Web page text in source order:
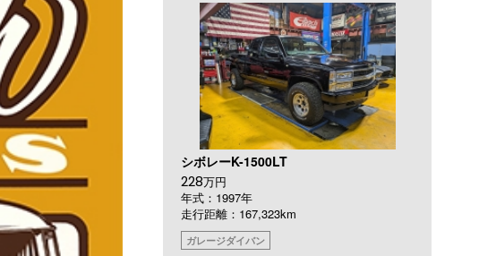
シボレーK-1500LT
228万円
年式：1997年
走行距離：167,323km
ガレージダイバン